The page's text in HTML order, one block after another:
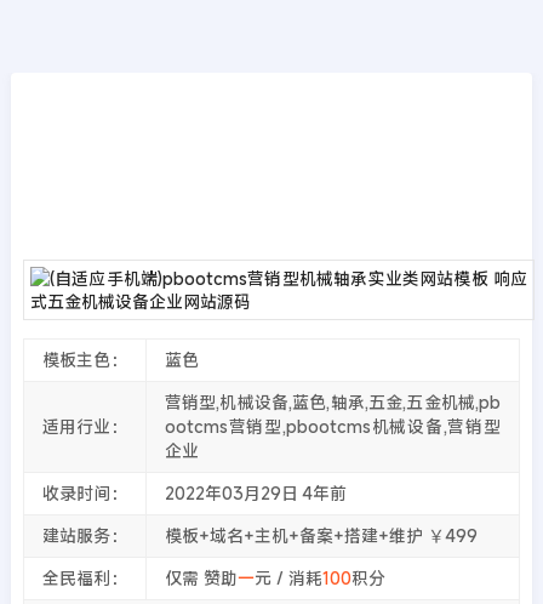
模板主色： 蓝色
适用行业：
营销型,机械设备,蓝色,轴承,五金,五金机械,pb
ootcms营销型,pbootcms机械设备,营销型
企业
收录时间：
2022年03月29日 4年前
建站服务：
模板+域名+主机+备案+搭建+维护 ￥499
全民福利：
仅需 赞助一元 / 消耗100积分